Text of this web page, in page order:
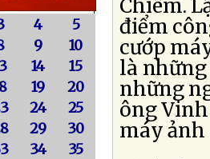
4
5
9
10
14
15
19
20
24
25
29
30
34
35
Chiêm.
điểm
cướp
là những
những
ông
máy